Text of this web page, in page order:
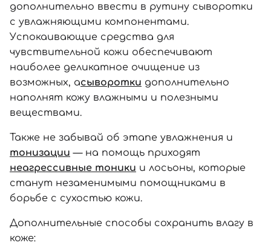
дополнительно ввести в рутину сыворотки
с увлажняющими компонентами.
Успокаивающие средства для
чувствительной кожи обеспечивают
наиболее деликатное очищение из
возможных, асыворотки дополнительно
наполнят кожу влажными и полезными
веществами.
Также не забывай об этапе увлажнения и
тонизации — на помощь приходят
неагрессивные тоники и лосьоны, которые
станут незаменимыми помощниками в
борьбе с сухостью кожи.
Дополнительные способы сохранить влагу в
коже: